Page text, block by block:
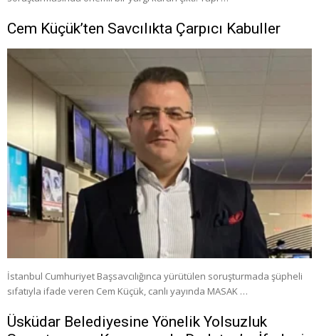
Cem Küçük’ten Savcılıkta Çarpıcı Kabuller
İstanbul Cumhuriyet Başsavcılığınca yürütülen soruşturmada şüpheli
sıfatıyla ifade veren Cem Küçük, canlı yayında MASAK …
Üsküdar Belediyesine Yönelik Yolsuzluk